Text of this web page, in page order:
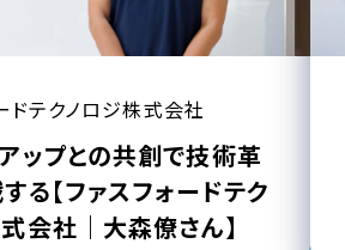
ドテクノロジ株式会社
ップとの共創で技術革
る【ファスフォードテク
会社｜大森僚さん】